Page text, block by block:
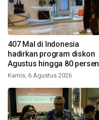
407 Mal di Indonesia
hadirkan program diskon
Agustus hingga 80 persen
Kamis, 6 Agustus 2026